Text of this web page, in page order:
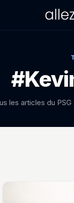
les articles du